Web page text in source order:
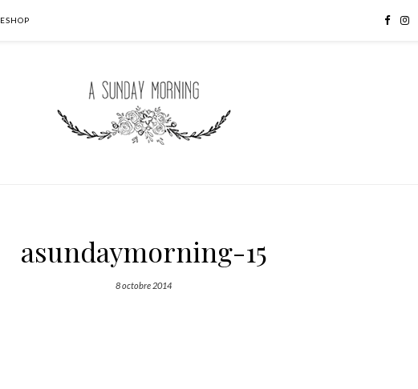
ESHOP
asundaymorning-15
8 octobre 2014